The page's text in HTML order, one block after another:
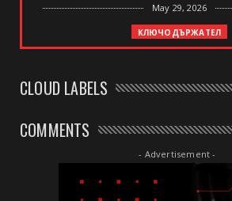
May 29, 2026
КЛЮЧОДЪРЖАТЕЛ
May 20, 2026
Какво да очаквате от
дълбокотъканен
UNCATEGORIZED
CLOUD LABELS
COMMENTS
- Advertisement -